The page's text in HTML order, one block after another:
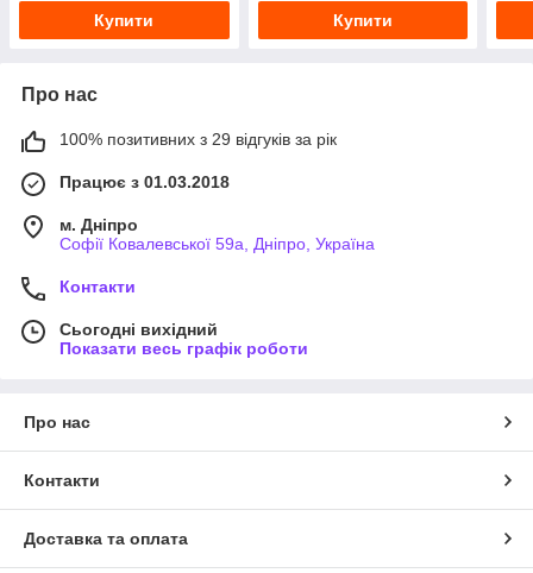
Купити Купити
Про нас
100% позитивних з 29 відгуків за рік
Працює з 01.03.2018
м. Дніпро
Софії Ковалевської 59а, Дніпро, Україна
Контакти
Сьогодні вихідний
Показати весь графік роботи
Про нас
Контакти
Доставка та оплата